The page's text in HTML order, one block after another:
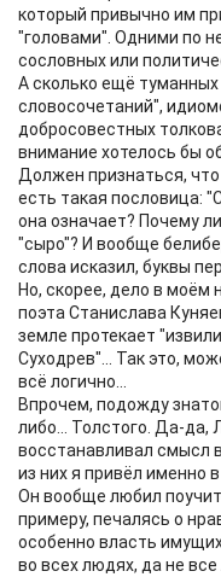
который привычно им
"головами". Одними по
сословных или
А сколько ещё
словосочетаний",
добросовестных
внимание хотелось бы
Должен признаться,
есть такая пословица:
она означает? Почему
"сыро"? И вообще
слова исказил, буквы
Но, скорее, дело в моём
поэта Станислава
земле протекает
Суходрев"... Так это,
всё логично...
Впрочем, подожду
либо... Толстого. Да-да,
восстанавливал смысл
из них я привёл именно в
Он вообще любил
примеру, печалясь о
особенно власть
во всех людях, да не